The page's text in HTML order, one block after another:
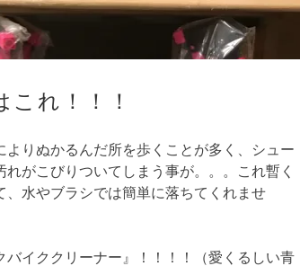
れ！！！
りぬかるんだ所を歩くことが多く、シュー
がこびりついてしまう事が。。。これ暫く
水やブラシでは簡単に落ちてくれませ
イククリーナー』！！！！（愛くるしい青